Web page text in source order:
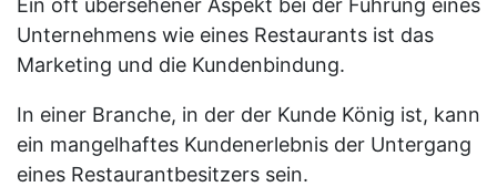
Ein oft übersehener Aspekt bei der Führung eines
Unternehmens wie eines Restaurants ist das
Marketing und die Kundenbindung.
In einer Branche, in der der Kunde König ist, kann
ein mangelhaftes Kundenerlebnis der Untergang
eines Restaurantbesitzers sein.